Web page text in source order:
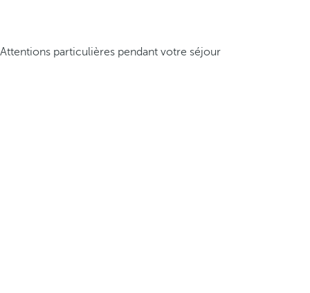
Attentions particulières pendant votre séjour